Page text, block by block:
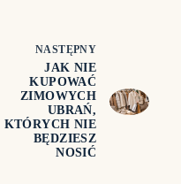
NASTĘPNY
JAK NIE
KUPOWAĆ
ZIMOWYCH
UBRAŃ,
KTÓRYCH NIE
BĘDZIESZ
NOSIĆ